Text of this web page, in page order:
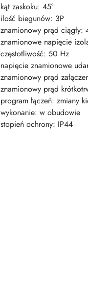
kąt zaskoku: 45°
ilość biegunów: 3P
znamionowy prąd ciągły:
znamionowe napięcie
częstotliwość: 50 Hz
napięcie znamionowe
znamionowy prąd
znamionowy prąd
program łączeń: zmiany
wykonanie: w obudowie
stopień ochrony: IP44